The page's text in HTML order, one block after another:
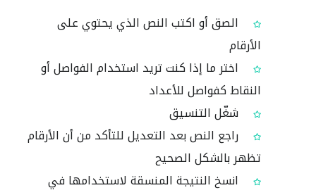
الصق أو اكتب النص الذي يحتوي على
الأرقام
اختر ما إذا كنت تريد استخدام الفواصل أو
النقاط كفواصل للأعداد
شغّل التنسيق
راجع النص بعد التعديل للتأكد من أن الأرقام
تظهر بالشكل الصحيح
انسخ النتيجة المنسقة لاستخدامها في